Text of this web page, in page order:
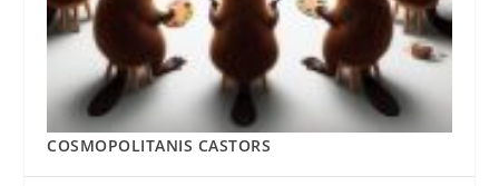
COSMOPOLITANIS CASTORS